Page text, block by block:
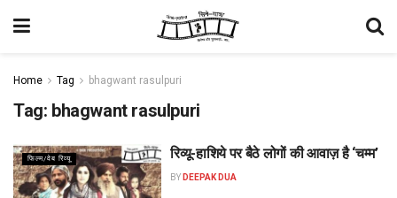
Home Tag bhagwant rasulpuri
Tag: bhagwant rasulpuri
फिल्म/वेब रिव्यू रिव्यू-हाशिये पर बैठे लोगों की आवाज़ है ‘चम्म’
BY DEEPAK DUA